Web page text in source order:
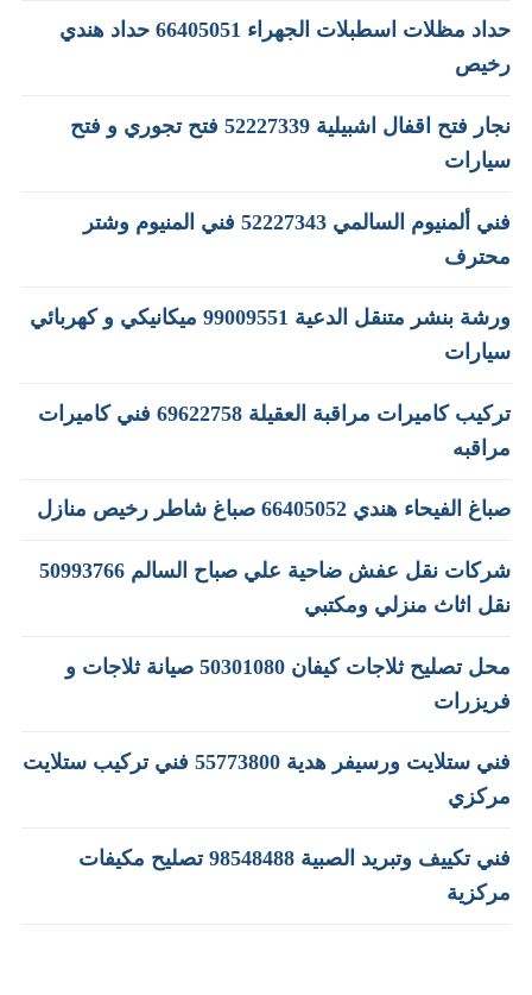
حداد مظلات اسطبلات الجهراء 66405051 حداد هندي
رخيص
نجار فتح اقفال اشبيلية 52227339 فتح تجوري و فتح
سيارات
فني ألمنيوم السالمي 52227343 فني المنيوم وشتر
محترف
ورشة بنشر متنقل الدعية 99009551‬ ميكانيكي و كهربائي
سيارات
تركيب كاميرات مراقبة العقيلة 69622758 فني كاميرات
مراقبه
صباغ الفيحاء هندي 66405052 صباغ شاطر رخيص منازل
شركات نقل عفش ضاحية علي صباح السالم 50993766
نقل اثاث منزلي ومكتبي
محل تصليح ثلاجات كيفان 50301080 صيانة ثلاجات و
فريزرات
فني ستلايت ورسيفر هدية 55773800 فني تركيب ستلايت
مركزي
فني تكييف وتبريد الصبية 98548488 تصليح مكيفات
مركزية